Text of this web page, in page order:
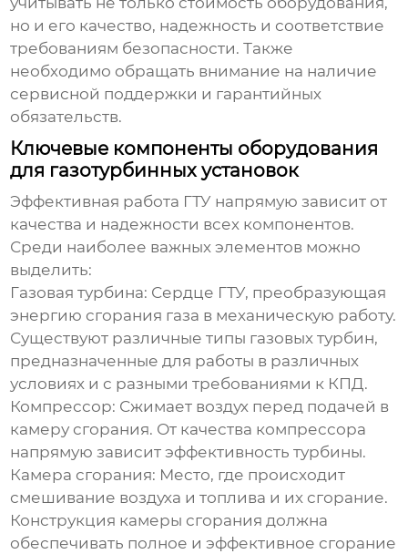
но и его качество, надежность и соответствие
требованиям безопасности. Также
необходимо обращать внимание на наличие
сервисной поддержки и гарантийных
обязательств.
Ключевые компоненты оборудования
для газотурбинных установок
Эффективная работа ГТУ напрямую зависит от
качества и надежности всех компонентов.
Среди наиболее важных элементов можно
выделить:
Газовая турбина: Сердце ГТУ, преобразующая
энергию сгорания газа в механическую работу.
Существуют различные типы газовых турбин,
предназначенные для работы в различных
условиях и с разными требованиями к КПД.
Компрессор: Сжимает воздух перед подачей в
камеру сгорания. От качества компрессора
напрямую зависит эффективность турбины.
Камера сгорания: Место, где происходит
смешивание воздуха и топлива и их сгорание.
Конструкция камеры сгорания должна
обеспечивать полное и эффективное сгорание